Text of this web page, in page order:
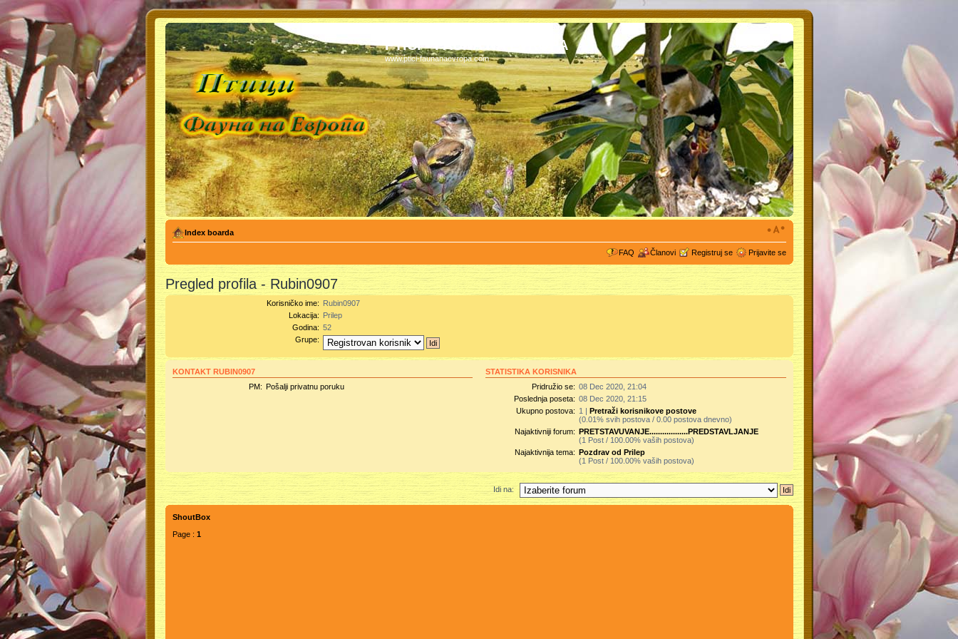
PTICI - FAUNA NA EVROPA
www.ptici-faunanaevropa.com
Index boarda
FAQ Članovi Registruj se Prijavite se
Pregled profila - Rubin0907
Korisničko ime: Rubin0907
Lokacija: Prilep
Godina: 52
Grupe:
KONTAKT RUBIN0907
PM: Pošalji privatnu poruku
STATISTIKA KORISNIKA
Pridružio se: 08 Dec 2020, 21:04
Poslednja poseta: 08 Dec 2020, 21:15
Ukupno postova: 1 |Pretraži korisnikove postove
(0.01% svih postova / 0.00 postova dnevno)
Najaktivniji forum: PRETSTAVUVANJE..................PREDSTAVLJANJE
(1 Post / 100.00% vaših postova)
Najaktivnija tema: Pozdrav od Prilep
(1 Post / 100.00% vaših postova)
Idi na:
ShoutBox
Page : 1